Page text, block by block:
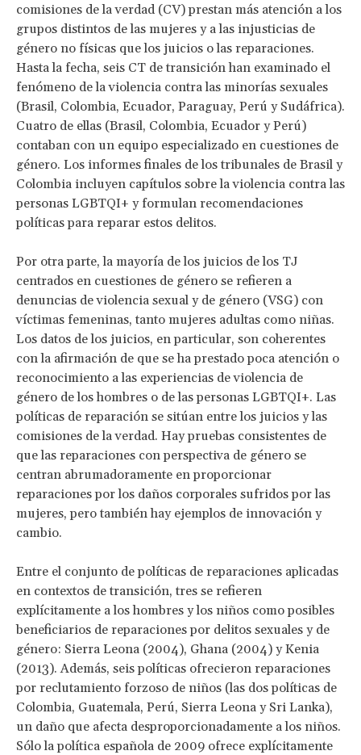
comisiones de la verdad (CV) prestan más atención a los
grupos distintos de las mujeres y a las injusticias de
género no físicas que los juicios o las reparaciones.
Hasta la fecha, seis CT de transición han examinado el
fenómeno de la violencia contra las minorías sexuales
(Brasil, Colombia, Ecuador, Paraguay, Perú y Sudáfrica).
Cuatro de ellas (Brasil, Colombia, Ecuador y Perú)
contaban con un equipo especializado en cuestiones de
género. Los informes finales de los tribunales de Brasil y
Colombia incluyen capítulos sobre la violencia contra las
personas LGBTQI+ y formulan recomendaciones
políticas para reparar estos delitos.
Por otra parte, la mayoría de los juicios de los TJ
centrados en cuestiones de género se refieren a
denuncias de violencia sexual y de género (VSG) con
víctimas femeninas, tanto mujeres adultas como niñas.
Los datos de los juicios, en particular, son coherentes
con la afirmación de que se ha prestado poca atención o
reconocimiento a las experiencias de violencia de
género de los hombres o de las personas LGBTQI+. Las
políticas de reparación se sitúan entre los juicios y las
comisiones de la verdad. Hay pruebas consistentes de
que las reparaciones con perspectiva de género se
centran abrumadoramente en proporcionar
reparaciones por los daños corporales sufridos por las
mujeres, pero también hay ejemplos de innovación y
cambio.
Entre el conjunto de políticas de reparaciones aplicadas
en contextos de transición, tres se refieren
explícitamente a los hombres y los niños como posibles
beneficiarios de reparaciones por delitos sexuales y de
género: Sierra Leona (2004), Ghana (2004) y Kenia
(2013). Además, seis políticas ofrecieron reparaciones
por reclutamiento forzoso de niños (las dos políticas de
Colombia, Guatemala, Perú, Sierra Leona y Sri Lanka),
un daño que afecta desproporcionadamente a los niños.
Sólo la política española de 2009 ofrece explícitamente